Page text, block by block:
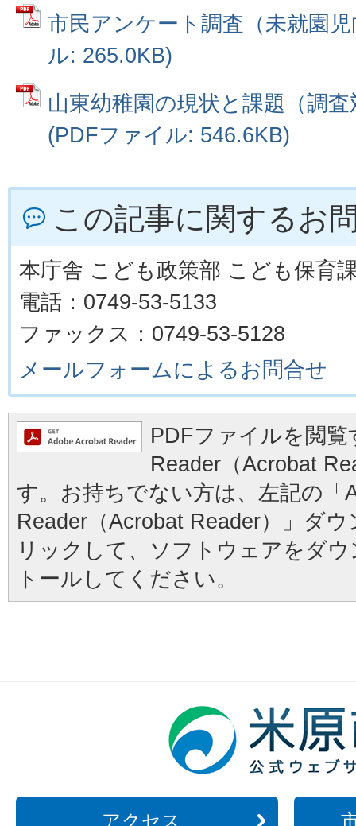
市民アンケート調査（未就園
ル: 265.0KB)
山東幼稚園の現状と課題（調
(PDFファイル: 546.6KB)
この記事に関するお
本庁舎 こども政策部 こども保育
電話：0749-53-5133
ファックス：0749-53-5128
メールフォームによるお問合せ
PDFファイルを閲
Reader（Acrobat
す。お持ちでない方は、左記の「
Reader（Acrobat Reader）」ダ
リックして、ソフトウェアをダ
トールしてください。
アクセス